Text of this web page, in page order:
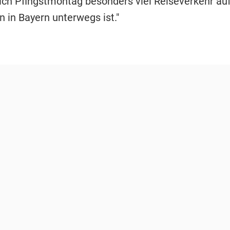
in Bayern unterwegs ist."